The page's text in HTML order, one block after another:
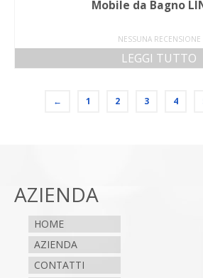
Mobile da Bagno
NESSUNA RECENSIONE
LEGGI TUTTO
← 1 2 3 4
AZIENDA
HOME
AZIENDA
CONTATTI